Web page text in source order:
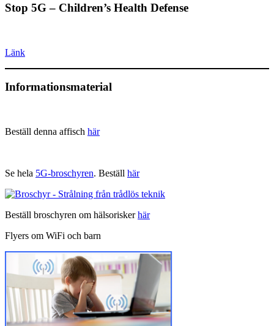
Stop 5G – Children’s Health Defense
Länk
Informationsmaterial
Beställ denna affisch här
Se hela 5G-broschyren. Beställ här
Beställ broschyren om hälsoriskerhär
Flyers om WiFi och barn